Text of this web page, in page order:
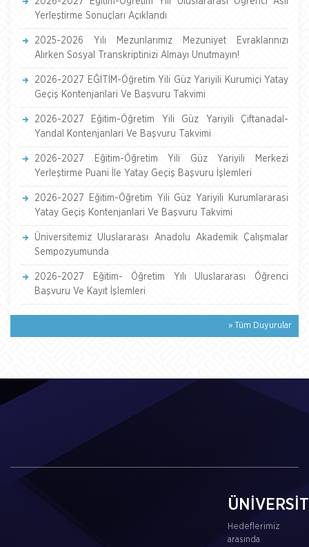
Yerleştirme Sonuçları Açıklandı
2025-2026 Yılı Mezunlarımız Mezuniyet Evraklarınızı
Alırken Sosyal Transkriptinizi Almayı Unutmayın!
2026-2027 EĞİTİM-Öğretim Yili Güz Yariyili Kurumiçi Yatay
Geçiş Kontenjanlari Ve Başvuru Takvimi
2026-2027 Eğitim-Öğretim Yili Güz Yariyili Çiftanadal-
Yandal Kontenjanlari Ve Başvuru Takvimi
2026-2027 Eğitim-Öğretim Yili Güz Yariyili Merkezi
Yerleştirme Puani İle Yatay Geçiş Başvuru İşlemleri
2026-2027 Eğitim-Öğretim Yili Güz Yariyili Kurumlararasi
Yatay Geçiş Kontenjanlari Ve Başvuru Takvimi
Üniversitemiz Uluslararası Anadolu Akademik Çalışmalar
Sempozyumunda
2026-2027 Eğitim- Öğretim Yılı Uluslararası Öğrenci
Başvuru Ve Kayıt İşlemleri
» Tüm Duyurular
Hedeflerimiz
arasında